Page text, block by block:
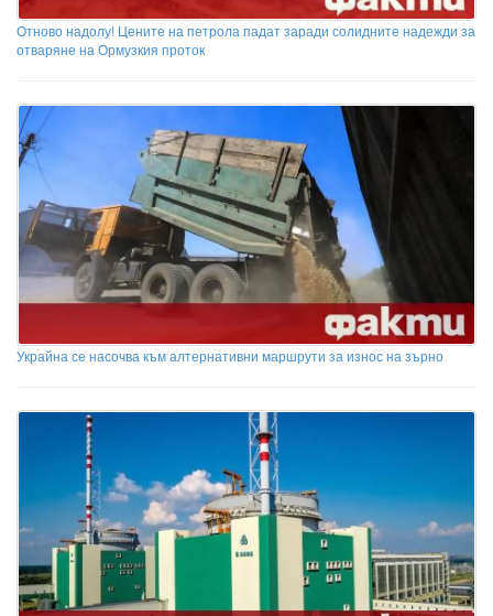
Отново надолу! Цените на петрола падат заради солидните надежди за
отваряне на Ормузкия проток
Украйна се насочва към алтернативни маршрути за износ на зърно